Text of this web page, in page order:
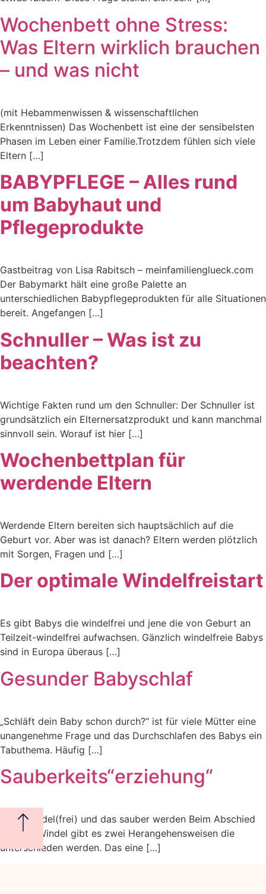
Wochenbett ohne Stress:
Was Eltern wirklich brauchen
– und was nicht
(mit Hebammenwissen & wissenschaftlichen
Erkenntnissen) Das Wochenbett ist eine der sensibelsten
Phasen im Leben einer Familie.Trotzdem fühlen sich viele
Eltern […]
BABYPFLEGE – Alles rund
um Babyhaut und
Pflegeprodukte
Gastbeitrag von Lisa Rabitsch – meinfamilienglueck.com
Der Babymarkt hält eine große Palette an
unterschiedlichen Babypflegeprodukten für alle Situationen
bereit. Angefangen […]
Schnuller – Was ist zu
beachten?
Wichtige Fakten rund um den Schnuller: Der Schnuller ist
grundsätzlich ein Elternersatzprodukt und kann manchmal
sinnvoll sein. Worauf ist hier […]
Wochenbettplan für
werdende Eltern
Werdende Eltern bereiten sich hauptsächlich auf die
Geburt vor. Aber was ist danach? Eltern werden plötzlich
mit Sorgen, Fragen und […]
Der optimale Windelfreistart
Es gibt Babys die windelfrei und jene die von Geburt an
Teilzeit-windelfrei aufwachsen. Gänzlich windelfreie Babys
sind in Europa überaus […]
Gesunder Babyschlaf
„Schläft dein Baby schon durch?“ ist für viele Mütter eine
unangenehme Frage und das Durchschlafen des Babys ein
Tabuthema. Häufig […]
Sauberkeits“erziehung“
Über Windel(frei) und das sauber werden Beim Abschied
von der Windel gibt es zwei Herangehensweisen die
unterschieden werden. Das eine […]